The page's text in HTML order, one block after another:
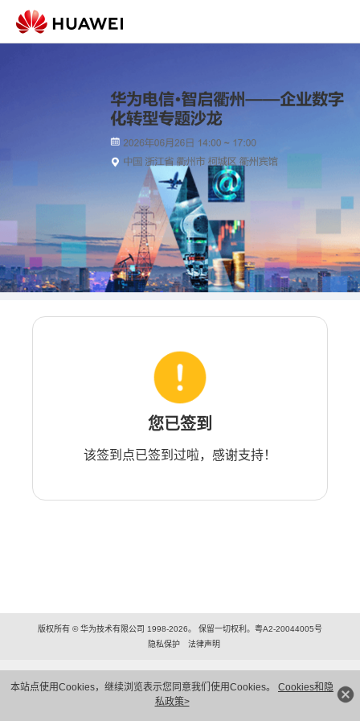
本站点使用Cookies，继续浏览表示您同意我们使用Cookies。 Cookies和隐
私政策>
您已签到
该签到点已签到过啦，感谢支持！
版权所有 © 华为技术有限公司 1998-2026。 保留一切权利。粤A2-20044005号
隐私保护
法律声明